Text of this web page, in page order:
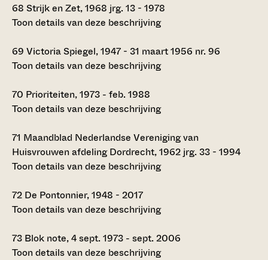
68 Strijk en Zet, 1968 jrg. 13 - 1978
Toon details van deze beschrijving
69 Victoria Spiegel, 1947 - 31 maart 1956 nr. 96
Toon details van deze beschrijving
70 Prioriteiten, 1973 - feb. 1988
Toon details van deze beschrijving
71 Maandblad Nederlandse Vereniging van
Huisvrouwen afdeling Dordrecht, 1962 jrg. 33 - 1994
Toon details van deze beschrijving
72 De Pontonnier, 1948 - 2017
Toon details van deze beschrijving
73 Blok note, 4 sept. 1973 - sept. 2006
Toon details van deze beschrijving